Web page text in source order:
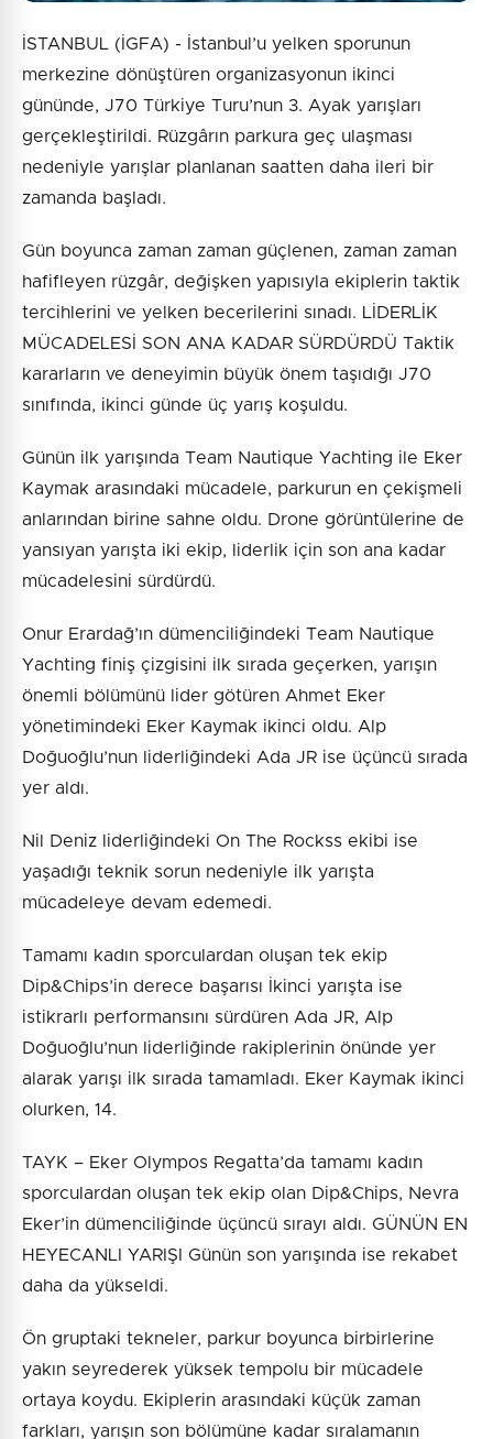
İSTANBUL (İGFA) - İstanbul’u yelken sporunun
merkezine dönüştüren organizasyonun ikinci
gününde, J70 Türkiye Turu’nun 3. Ayak yarışları
gerçekleştirildi. Rüzgârın parkura geç ulaşması
nedeniyle yarışlar planlanan saatten daha ileri bir
zamanda başladı.
Gün boyunca zaman zaman güçlenen, zaman zaman
hafifleyen rüzgâr, değişken yapısıyla ekiplerin taktik
tercihlerini ve yelken becerilerini sınadı. LİDERLİK
MÜCADELESİ SON ANA KADAR SÜRDÜRDÜ Taktik
kararların ve deneyimin büyük önem taşıdığı J70
sınıfında, ikinci günde üç yarış koşuldu.
Günün ilk yarışında Team Nautique Yachting ile Eker
Kaymak arasındaki mücadele, parkurun en çekişmeli
anlarından birine sahne oldu. Drone görüntülerine de
yansıyan yarışta iki ekip, liderlik için son ana kadar
mücadelesini sürdürdü.
Onur Erardağ’ın dümenciliğindeki Team Nautique
Yachting finiş çizgisini ilk sırada geçerken, yarışın
önemli bölümünü lider götüren Ahmet Eker
yönetimindeki Eker Kaymak ikinci oldu. Alp
Doğuoğlu’nun liderliğindeki Ada JR ise üçüncü sırada
yer aldı.
Nil Deniz liderliğindeki On The Rockss ekibi ise
yaşadığı teknik sorun nedeniyle ilk yarışta
mücadeleye devam edemedi.
Tamamı kadın sporculardan oluşan tek ekip
Dip&Chips’in derece başarısı İkinci yarışta ise
istikrarlı performansını sürdüren Ada JR, Alp
Doğuoğlu’nun liderliğinde rakiplerinin önünde yer
alarak yarışı ilk sırada tamamladı. Eker Kaymak ikinci
olurken, 14.
TAYK – Eker Olympos Regatta’da tamamı kadın
sporculardan oluşan tek ekip olan Dip&Chips, Nevra
Eker’in dümenciliğinde üçüncü sırayı aldı. GÜNÜN EN
HEYECANLI YARIŞI Günün son yarışında ise rekabet
daha da yükseldi.
Ön gruptaki tekneler, parkur boyunca birbirlerine
yakın seyrederek yüksek tempolu bir mücadele
ortaya koydu. Ekiplerin arasındaki küçük zaman
farkları, yarışın son bölümüne kadar sıralamanın